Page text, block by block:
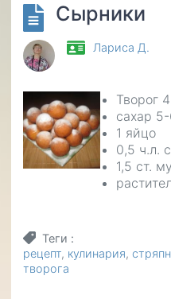
Сырники
Лариса Д.
Творог
сахар
1 яйцо
0,5 ч.л.
1,5 ст.
Теги
рецепт кулинария
творога